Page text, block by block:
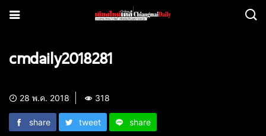
cmdaily2018281
28 พ.ค. 2018 318
share tweet share